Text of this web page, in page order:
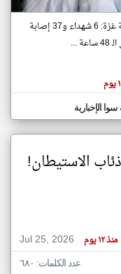
الدولة
على مدار الساعة
العاجلة والمباشرة
صحة غزة: 6 شهداء و37 إصابة
...
سوا الإخبارية
الاستيطان!
Jul 25, 2026
منذ ١٢ يوم
عدد الكلمات: ٦٨٠